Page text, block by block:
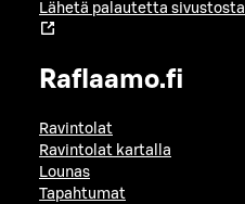
Lähetä palautetta sivustosta
Raflaamo.fi
Ravintolat
Ravintolat kartalla
Lounas
Tapahtumat